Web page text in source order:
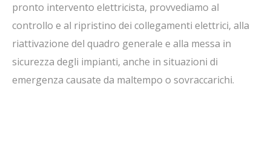
pronto intervento elettricista, provvediamo al
controllo e al ripristino dei collegamenti elettrici, alla
riattivazione del quadro generale e alla messa in
sicurezza degli impianti, anche in situazioni di
emergenza causate da maltempo o sovraccarichi.